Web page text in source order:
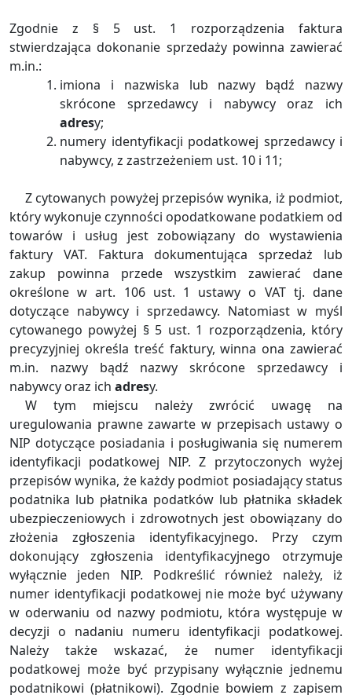
Zgodnie z § 5 ust. 1 rozporządzenia faktura
stwierdzająca dokonanie sprzedaży powinna zawierać
m.in.:
imiona i nazwiska lub nazwy bądź nazwy
skrócone sprzedawcy i nabywcy oraz ich
adresy;
numery identyfikacji podatkowej sprzedawcy i
nabywcy, z zastrzeżeniem ust. 10 i 11;
Z cytowanych powyżej przepisów wynika, iż podmiot,
który wykonuje czynności opodatkowane podatkiem od
towarów i usług jest zobowiązany do wystawienia
faktury VAT. Faktura dokumentująca sprzedaż lub
zakup powinna przede wszystkim zawierać dane
określone w art. 106 ust. 1 ustawy o VAT tj. dane
dotyczące nabywcy i sprzedawcy. Natomiast w myśl
cytowanego powyżej § 5 ust. 1 rozporządzenia, który
precyzyjniej określa treść faktury, winna ona zawierać
m.in. nazwy bądź nazwy skrócone sprzedawcy i
nabywcy oraz ich adresy.
W tym miejscu należy zwrócić uwagę na
uregulowania prawne zawarte w przepisach ustawy o
NIP dotyczące posiadania i posługiwania się numerem
identyfikacji podatkowej NIP. Z przytoczonych wyżej
przepisów wynika, że każdy podmiot posiadający status
podatnika lub płatnika podatków lub płatnika składek
ubezpieczeniowych i zdrowotnych jest obowiązany do
złożenia zgłoszenia identyfikacyjnego. Przy czym
dokonujący zgłoszenia identyfikacyjnego otrzymuje
wyłącznie jeden NIP. Podkreślić również należy, iż
numer identyfikacji podatkowej nie może być używany
w oderwaniu od nazwy podmiotu, która występuje w
decyzji o nadaniu numeru identyfikacji podatkowej.
Należy także wskazać, że numer identyfikacji
podatkowej może być przypisany wyłącznie jednemu
podatnikowi (płatnikowi). Zgodnie bowiem z zapisem